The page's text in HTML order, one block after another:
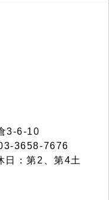
3-6-10
3658-7676
：第2、第4土